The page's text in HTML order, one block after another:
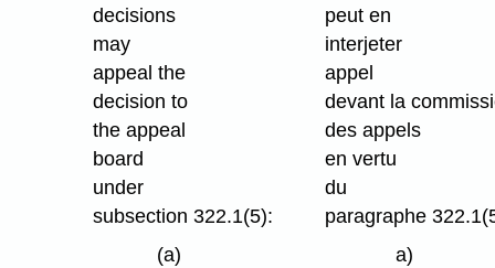
decisions
may
appeal the
decision to
the appeal
board
under
subsection 322.1(5):
(a)
peut en
interjeter
appel
devant la
des appels
en vertu
du
paragraphe
a)